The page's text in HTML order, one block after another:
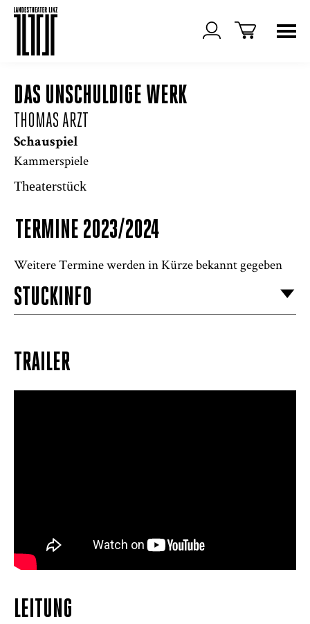
DAS UNSCHULDIGE WERK
THOMAS ARZT
Schauspiel
Kammerspiele
Theaterstück
TERMINE 2023/2024
Weitere Termine werden in Kürze bekannt gegeben
STÜCKINFO
TRAILER
LEITUNG